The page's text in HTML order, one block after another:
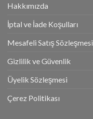
Hakkımızda
İptal ve İade Koşulları
Mesafeli Satış Sözleşmesi
Gizlilik ve Güvenlik
Üyelik Sözleşmesi
Çerez Politikası